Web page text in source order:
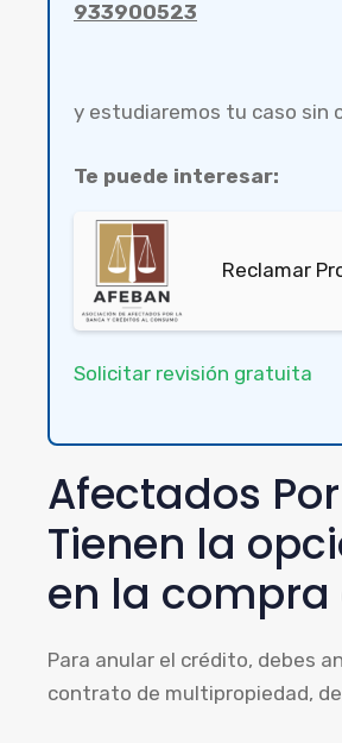
933900523
y estudiaremos tu caso sin
Te puede interesar:
Reclamar
Solicitar revisión gratuita
Afectados
Tienen la
en la
Para anular el crédito, debes
contrato de multipropiedad,